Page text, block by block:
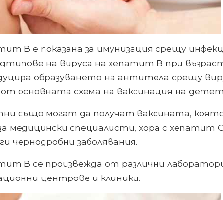
В е показана за имунизация срещу
на вируса на хепатит В при
образуването на антитела срещу
основната схема на ваксинация на
също могат да получат ваксината,
медицински специалисти, хора с хепатит
чернодробни заболявания.
В се произвежда от различни
центрове и клиники.